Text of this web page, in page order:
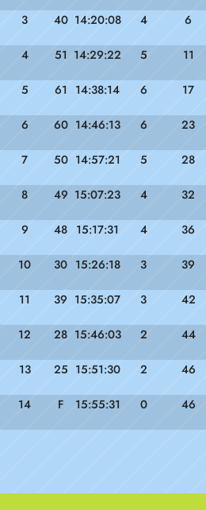
3 40 14:20:08 4 6
4 51 14:29:22 5 11
5 61 14:38:14 6 17
6 60 14:46:13 6 23
7 50 14:57:21 5 28
8 49 15:07:23 4 32
9 48 15:17:31 4 36
10 30 15:26:18 3 39
11 39 15:35:07 3 42
12 28 15:46:03 2 44
13 25 15:51:30 2 46
14 F 15:55:31 0 46